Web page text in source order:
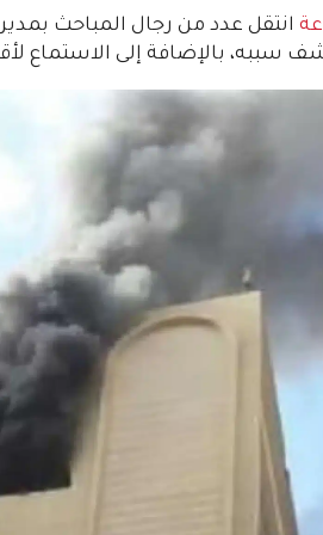
انتقل عدد من رجال المباحث
سببه، بالإضافة إلى الاستماع